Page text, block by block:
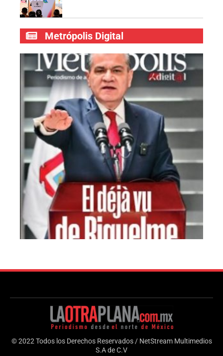
Metrópolis Digital
© 2022 Todos los Derechos Reservados / NetStream Multimedios
S.A de C.V